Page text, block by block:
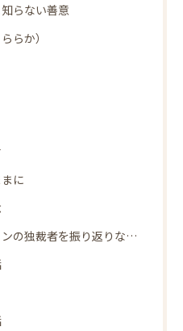
らない善意
らか）
に
の独裁者を振り返りながら